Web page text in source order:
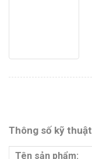
Thông số kỹ thuật
Tên sản phẩm: